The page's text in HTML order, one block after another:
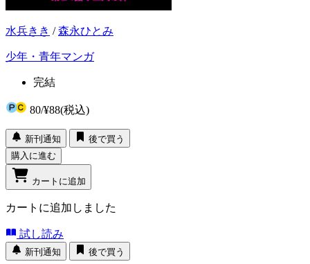
水兵きき /森永ひとみ
少年・青年マンガ
完結
80/¥88(税込)
新刊通知
後で買う
購入に進む
カートに追加
カートに追加しました
試し読み
新刊通知 後で買う